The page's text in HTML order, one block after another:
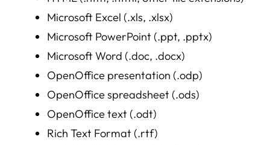
Microsoft Excel (.xls, .xlsx)
Microsoft PowerPoint (.ppt, .pptx)
Microsoft Word (.doc, .docx)
OpenOffice presentation (.odp)
OpenOffice spreadsheet (.ods)
OpenOffice text (.odt)
Rich Text Format (.rtf)